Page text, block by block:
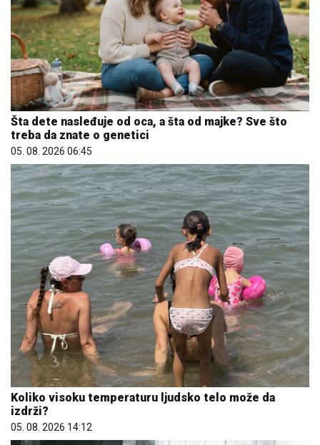
Šta dete nasleđuje od oca, a šta od majke? Sve što
treba da znate o genetici
05. 08. 2026 06:45
Koliko visoku temperaturu ljudsko telo može da
izdrži?
05. 08. 2026 14:12